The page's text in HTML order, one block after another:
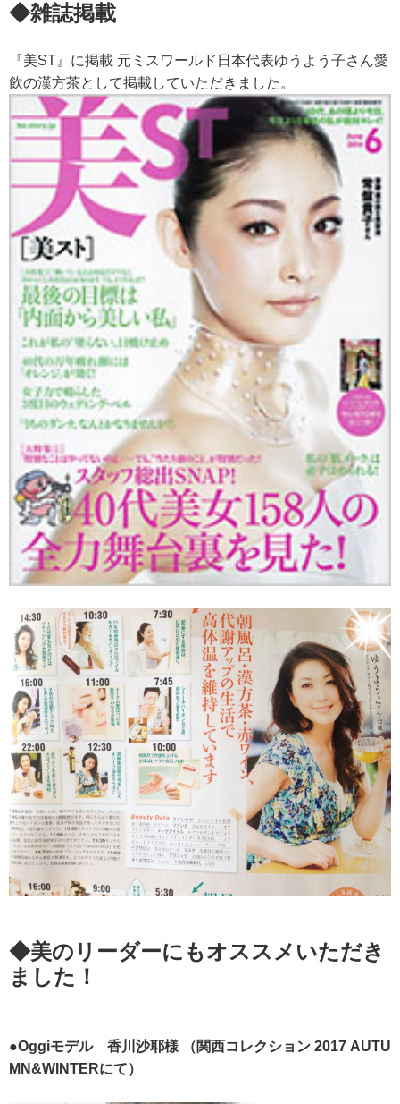
◆雑誌掲載
『美ST』に掲載 元ミスワールド日本代表ゆうよう子さん愛
飲の漢方茶として掲載していただきました。
◆美のリーダーにもオススメいただき
ました！
●Oggiモデル 香川沙耶様
（関西コレクション 2017 AUTU
MN&WINTERにて）